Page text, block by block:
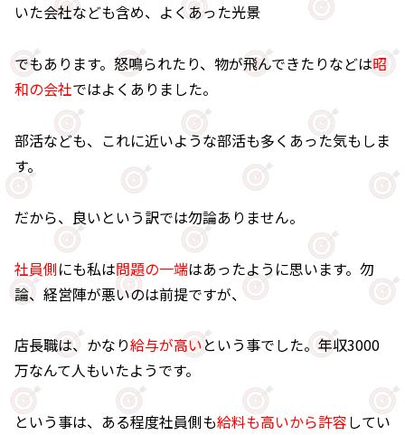
いた会社なども含め、よくあった光景
でもあります。怒鳴られたり、物が飛んできたりなどは昭
和の会社ではよくありました。
部活なども、これに近いような部活も多くあった気もしま
す。
だから、良いという訳では勿論ありません。
社員側にも私は問題の一端はあったように思います。勿
論、経営陣が悪いのは前提ですが、
店長職は、かなり給与が高いという事でした。年収3000
万なんて人もいたようです。
という事は、ある程度社員側も給料も高いから許容してい